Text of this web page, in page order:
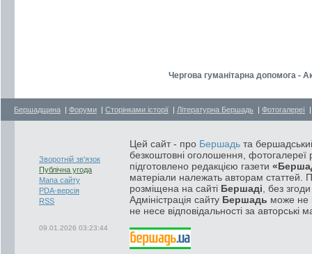
Чергова гуманітарна допомога -
Бершадщина | Форуми | Сторінками історії | Літературна Бершадь | Фотогалереї
Зворотній зв'язок
Публічна угода
Мапа сайту
PDA-версія
RSS
09.01.2026 03:23:44
Цей сайт - про Бершадь та
безкоштовні оголошення, фотогалереї
підготовлено редакцією газети
матеріали належать авторам статтей.
розміщена на сайті Бершаді , без
Адміністрація сайту Бершадь може не
не несе відповідальності за авторські